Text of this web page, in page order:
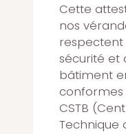
Cette
nos
sécurité et
bâtiment
conformes
CSTB
Technique